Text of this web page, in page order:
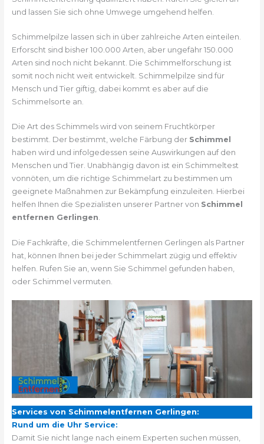
und lassen Sie sich ohne Umwege umgehend helfen.
Schimmelpilze lassen sich in über zahlreiche Arten einteilen.
Erforscht sind bisher 100.000 Arten, aber ungefähr 150.000
Arten sind noch nicht bekannt. Die Schimmelforschung ist
somit noch nicht weit entwickelt. Schimmelpilze sind für
Mensch und Tier giftig, dabei kommt es aber auf die
Schimmelsorte an.
Die Art des Schimmels wird von seinem Fruchtkörper
bestimmt. Der bestimmt, welche Färbung der Schimmel
haben wird und infolgedessen seine Auswirkungen auf den
Menschen und Tier. Unabhängig davon ist ein Schimmeltest
vonnöten, um die richtige Schimmelart zu bestimmen um
geeignete Maßnahmen zur Bekämpfung einzuleiten. Hierbei
helfen Ihnen die Spezialisten unserer Partner von Schimmel
entfernen Gerlingen.
Die Fachkräfte, die Schimmelentfernen Gerlingen als Partner
hat, können Ihnen bei jeder Schimmelart zügig und effektiv
helfen. Rufen Sie an, wenn Sie Schimmel gefunden haben,
oder Schimmel vermuten.
Services von Schimmelentfernen Gerlingen:
Rund um die Uhr Service:
Damit Sie nicht lange nach einem Experten suchen müssen,